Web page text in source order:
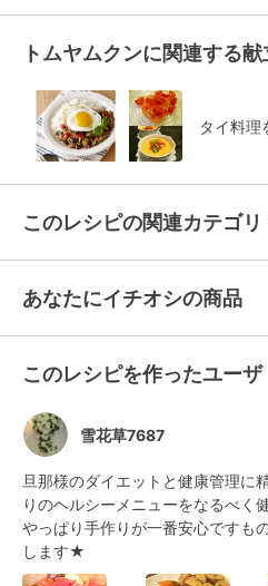
トムヤムクンに関連する献
タイ料理
このレシピの関連カテゴ
あなたにイチオシの商品
このレシピを作ったユーザ
雪花草7687
旦那様のダイエットと健康管理に
りのヘルシーメニューをなるべく
やっぱり手作りが一番安心ですも
します★